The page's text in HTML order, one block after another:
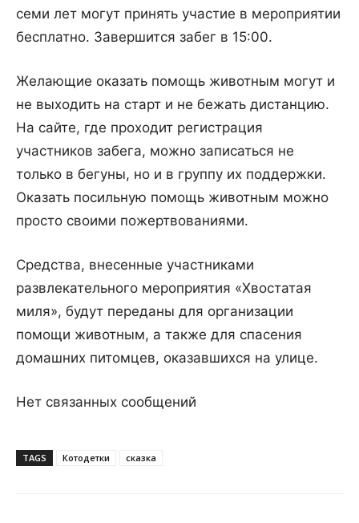
семи лет могут принять участие в мероприятии
бесплатно. Завершится забег в 15:00.
Желающие оказать помощь животным могут и
не выходить на старт и не бежать дистанцию.
На сайте, где проходит регистрация
участников забега, можно записаться не
только в бегуны, но и в группу их поддержки.
Оказать посильную помощь животным можно
просто своими пожертвованиями.
Средства, внесенные участниками
развлекательного мероприятия «Хвостатая
миля», будут переданы для организации
помощи животным, а также для спасения
домашних питомцев, оказавшихся на улице.
Нет связанных сообщений
TAGS Котодетки сказка